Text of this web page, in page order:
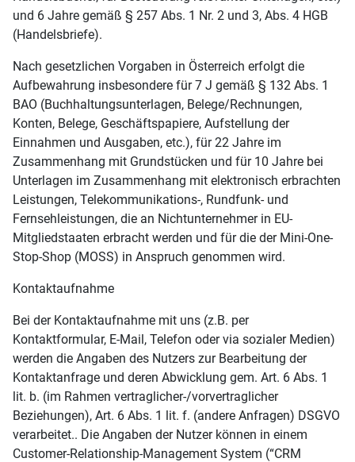
und 6 Jahre gemäß § 257 Abs. 1 Nr. 2 und 3, Abs. 4 HGB
(Handelsbriefe).
Nach gesetzlichen Vorgaben in Österreich erfolgt die
Aufbewahrung insbesondere für 7 J gemäß § 132 Abs. 1
BAO (Buchhaltungsunterlagen, Belege/Rechnungen,
Konten, Belege, Geschäftspapiere, Aufstellung der
Einnahmen und Ausgaben, etc.), für 22 Jahre im
Zusammenhang mit Grundstücken und für 10 Jahre bei
Unterlagen im Zusammenhang mit elektronisch erbrachten
Leistungen, Telekommunikations-, Rundfunk- und
Fernsehleistungen, die an Nichtunternehmer in EU-
Mitgliedstaaten erbracht werden und für die der Mini-One-
Stop-Shop (MOSS) in Anspruch genommen wird.
Kontaktaufnahme
Bei der Kontaktaufnahme mit uns (z.B. per
Kontaktformular, E-Mail, Telefon oder via sozialer Medien)
werden die Angaben des Nutzers zur Bearbeitung der
Kontaktanfrage und deren Abwicklung gem. Art. 6 Abs. 1
lit. b. (im Rahmen vertraglicher-/vorvertraglicher
Beziehungen), Art. 6 Abs. 1 lit. f. (andere Anfragen) DSGVO
verarbeitet.. Die Angaben der Nutzer können in einem
Customer-Relationship-Management System (“CRM